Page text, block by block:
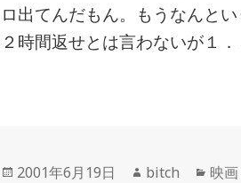
ロ出てんだもん。もうなんとい
２時間返せとは言わないが１
投
2001年6月19日
作
bitch
カ
映画